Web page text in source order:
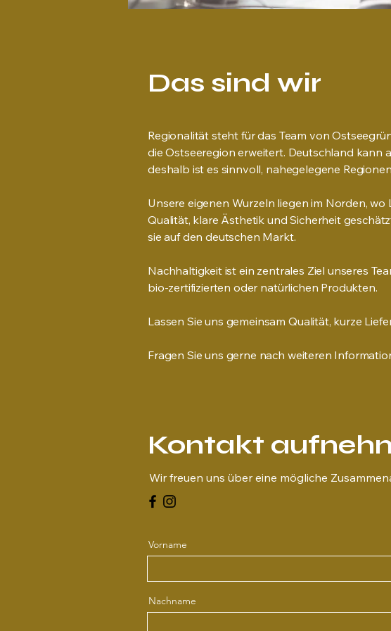
Das sind wir
Regionalität steht für das Team von
die Ostseeregion erweitert. Deutschland kann
deshalb ist es sinnvoll, nahegelegene
Unsere eigenen Wurzeln liegen im Norden,
Qualität, klare Ästhetik und Sicherheit
sie auf den deutschen Markt.
Nachhaltigkeit ist ein zentrales Ziel unseres
bio-zertifizierten oder natürlichen Produkten.
Lassen Sie uns gemeinsam Qualität, kurze
Fragen Sie uns gerne nach weiteren
Kontakt
Wir freuen uns über eine mögliche
Vorname
Nachname